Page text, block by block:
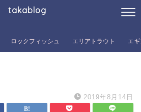
takablog
ロックフィッシュ エリアトラウト エ
2019年8月14日